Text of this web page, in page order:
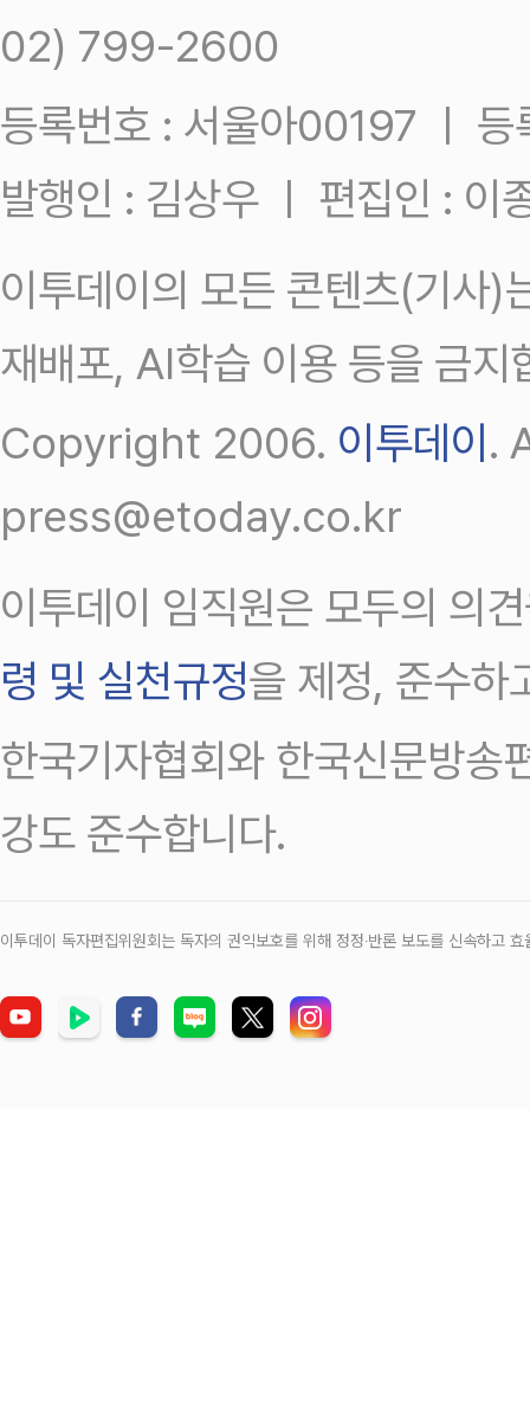
02) 799-2600
등록번호 : 서울아00197 ㅣ
발행인 : 김상우 ㅣ 편집인 : 이
이투데이의 모든 콘텐츠(기사)
재배포, AI학습 이용 등을 금지
Copyright 2006. 이투데이.
press@etoday.co.kr
이투데이 임직원은 모두의 의
령 및 실천규정을 제정, 준수하
한국기자협회와 한국신문방송
강도 준수합니다.
이투데이 독자편집위원회는 독자의 권익보호를 위해 정정‧반론 보도를 신속하고